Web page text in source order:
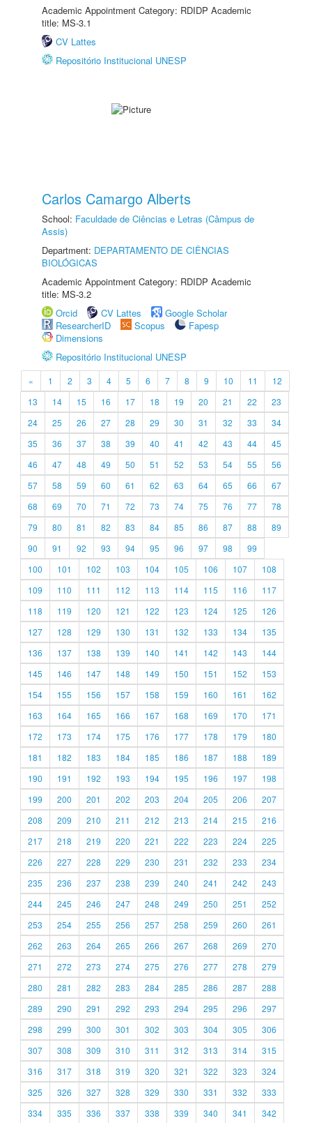
Academic Appointment Category: RDIDP Academic
title: MS-3.1
CV Lattes
Repositório Institucional UNESP
Carlos Camargo Alberts
School: Faculdade de Ciências e Letras (Câmpus de
Assis)
Department: DEPARTAMENTO DE CIÊNCIAS
BIOLÓGICAS
Academic Appointment Category: RDIDP Academic
title: MS-3.2
Orcid
CV Lattes
Google Scholar
ResearcherID
Scopus
Fapesp
Dimensions
Repositório Institucional UNESP
« 1 2 3 4 5 6 7 8 9 10 11
12
13
14 15 16 17 18 19 20 21 22
23
24
25 26 27 28 29 30 31 32 33
34
35
36 37 38 39 40 41 42 43 44
45
46
47 48 49 50 51 52 53 54 55
56
57
58 59 60 61 62 63 64 65 66
67
68
69 70 71 72 73 74 75 76 77
78
79
80 81 82 83 84 85 86 87 88
89
90
91 92 93 94 95 96 97 98
99
100
101 102 103 104 105 106 107
108
109
110 111 112 113 114 115 116
117
118
119 120 121 122 123 124 125
126
127
128 129 130 131 132 133 134
135
136
137 138 139 140 141 142 143
144
145
146 147 148 149 150 151 152
153
154
155 156 157 158 159 160 161
162
163
164 165 166 167 168 169 170
171
172
173 174 175 176 177 178 179
180
181
182 183 184 185 186 187 188
189
190
191 192 193 194 195 196 197
198
199
200 201 202 203 204 205 206
207
208
209 210 211 212 213 214 215
216
217
218 219 220 221 222 223 224
225
226
227 228 229 230 231 232 233
234
235
236 237 238 239 240 241 242
243
244
245 246 247 248 249 250 251
252
253
254 255 256 257 258 259 260
261
262
263 264 265 266 267 268 269
270
271
272 273 274 275 276 277 278
279
280
281 282 283 284 285 286 287
288
289
290 291 292 293 294 295 296
297
298
299 300 301 302 303 304 305
306
307
308 309 310 311 312 313 314
315
316
317 318 319 320 321 322 323
324
325
326 327 328 329 330 331 332
333
334
335 336 337 338 339 340 341 342